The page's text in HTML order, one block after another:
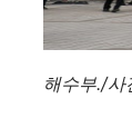
해수부./사